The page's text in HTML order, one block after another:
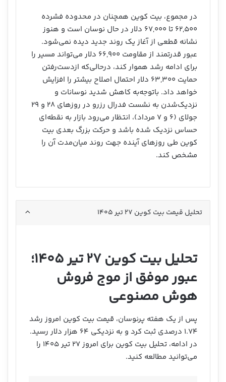
در مجموع، بیت کوین همچنان در محدوده فشرده
۶۲,۵۰۰ تا ۶۷,۰۰۰ دلار در حال نوسان است و هنوز
نشانه قطعی از آغاز یک روند جدید دیده نمی‌شود.
عبور قدرتمند از مقاومت ۶۶,۹۰۰ دلار می‌تواند مسیر را
برای ادامه رشد هموار کند، درحالی‌که ازدست‌رفتن
حمایت ۶۳,۳۰۰ دلار احتمال اصلاح بیشتر را افزایش
خواهد داد. باتوجه‌به کاهش شدید نوسانات و
نزدیک‌شدن به نشست فدرال رزرو در روزهای ۲۸ و ۲۹
جولای (۶ و ۷ مرداد)، انتظار می‌رود بازار به نقطه‌ای
حساس نزدیک شده باشد و حرکت بزرگ بعدی بیت
کوین طی روزهای آینده جهت روند میان‌مدت آن را
مشخص کند.
تحلیل قیمت بیت کوین ۲۷ تیر ۱۴۰۵
تحلیل بیت کوین ۲۷ تیر ۱۴۰۵؛
عبور موفق از موج فروش
هوش مصنوعی
پس از یک هفته پرنوسان، قیمت بیت کوین امروز رشد
۱.۷۴ درصدی ثبت کرد و به نزدیکی ۶۴ هزار دلار رسید.
در ادامه، تحلیل بیت کوین برای امروز ۲۷ تیر ۱۴۰۵ را
می‌توانید مطالعه کنید.